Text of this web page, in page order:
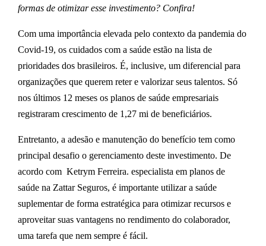
formas de otimizar esse investimento? Confira!
Com uma importância elevada pelo contexto da pandemia do
Covid-19, os cuidados com a saúde estão na lista de
prioridades dos brasileiros. É, inclusive, um diferencial para
organizações que querem reter e valorizar seus talentos. Só
nos últimos 12 meses os planos de saúde empresariais
registraram crescimento de 1,27 mi de beneficiários.
Entretanto, a adesão e manutenção do benefício tem como
principal desafio o gerenciamento deste investimento. De
acordo com Ketrym Ferreira. especialista em planos de
saúde na Zattar Seguros, é importante utilizar a saúde
suplementar de forma estratégica para otimizar recursos e
aproveitar suas vantagens no rendimento do colaborador,
uma tarefa que nem sempre é fácil.